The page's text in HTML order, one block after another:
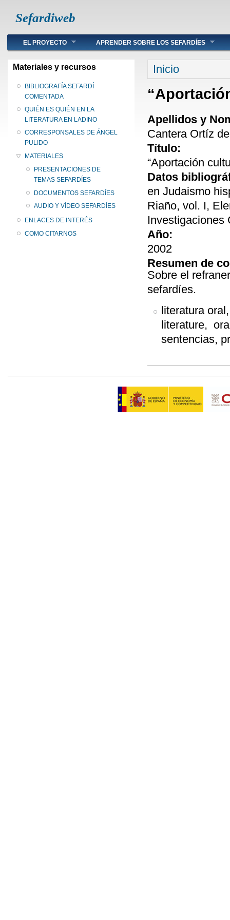
Sefardiweb
Main menu
EL PROYECTO APRENDER SOBRE LOS SEFARDÍES
Materiales y recursos
BIBLIOGRAFÍA SEFARDÍ
COMENTADA
QUIÉN ES QUIÉN EN LA
LITERATURA EN LADINO
CORRESPONSALES DE ÁNGEL
PULIDO
MATERIALES
PRESENTACIONES DE
TEMAS SEFARDÍES
DOCUMENTOS SEFARDÍES
AUDIO Y VÍDEO SEFARDÍES
ENLACES DE INTERÉS
COMO CITARNOS
Se encuentra
Inicio
Apellidos y
Cantera Ortíz
Título:
“Aportación
Datos
en Judaismo
Riaño, vol. I,
Investigaciones
Año:
2002
Resumen de
Sobre el
sefardíes.
literatura
literature,
sentencias,